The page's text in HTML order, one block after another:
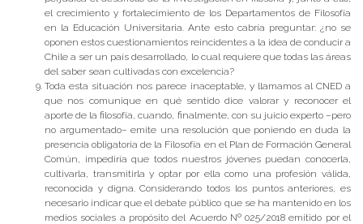
el crecimiento y fortalecimiento de los Departamentos de Filosofía
en la Educación Universitaria. Ante esto cabría preguntar: ¿no se
oponen estos cuestionamientos reincidentes a la idea de conducir a
Chile a ser un país desarrollado, lo cual requiere que todas las áreas
del saber sean cultivadas con excelencia?
Toda esta situación nos parece inaceptable, y llamamos al CNED a
que nos comunique en qué sentido dice valorar y reconocer el
aporte de la filosofía, cuando, finalmente, con su juicio experto –pero
no argumentado– emite una resolución que poniendo en duda la
presencia obligatoria de la Filosofía en el Plan de Formación General
Común, impediría que todos nuestros jóvenes puedan conocerla,
cultivarla, transmitirla y optar por ella como una profesión válida,
reconocida y digna. Considerando todos los puntos anteriores, es
necesario indicar que el debate público que se ha mantenido en los
medios sociales a propósito del Acuerdo Nº 025/2018 emitido por el